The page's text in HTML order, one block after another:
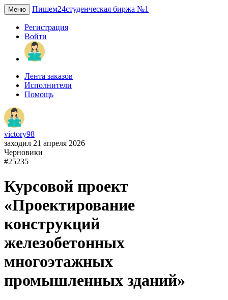
Меню Пишем24студенческая биржа №1
Регистрация
Войти
Лента заказов
Исполнители
Помощь
victory98
заходил 21 апреля 2026
Черновики
#25235
Курсовой проект
«Проектирование
конструкций
железобетонных
многоэтажных
промышленных зданий»